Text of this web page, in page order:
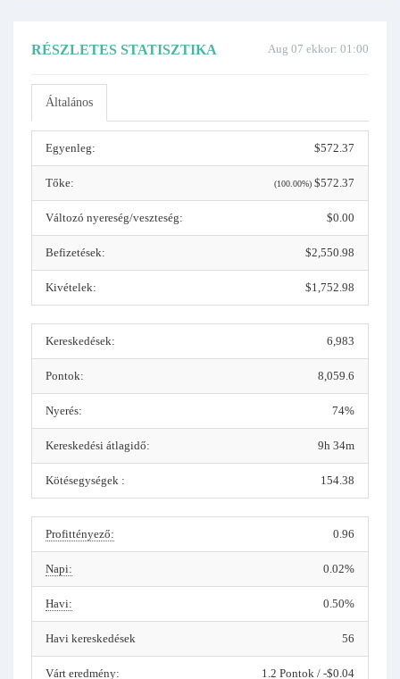
Aug 07 ekkor: 01:00
RÉSZLETES STATISZTIKA
Általános
Egyenleg: $572.37
Tőke: (100.00%) $572.37
Változó nyereség/veszteség: $0.00
Befizetések: $2,550.98
Kivételek: $1,752.98
Kereskedések: 6,983
Pontok: 8,059.6
Nyerés: 74%
Kereskedési átlagidő: 9h 34m
Kötésegységek : 154.38
Profittényező: 0.96
Napi: 0.02%
Havi: 0.50%
Havi kereskedések 56
Várt eredmény: 1.2 Pontok / -$0.04